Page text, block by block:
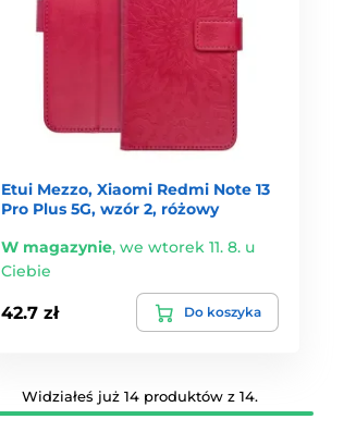
Etui Mezzo, Xiaomi Redmi Note 13
Pro Plus 5G, wzór 2, różowy
W magazynie, we wtorek 11. 8. u
Ciebie
42.7 zł Do koszyka
Widziałeś już 14 produktów z 14.